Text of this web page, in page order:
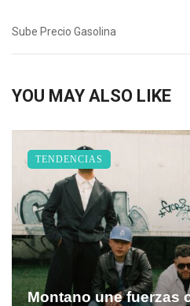
Sube Precio Gasolina
YOU MAY ALSO LIKE
Montano une fuerzas
TENDENCIAS